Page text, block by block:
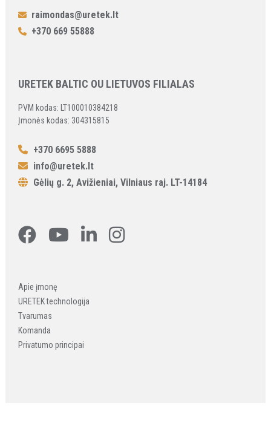
raimondas@uretek.lt
+370 669 55888
URETEK BALTIC OU LIETUVOS FILIALAS
PVM kodas: LT100010384218
Įmonės kodas: 304315815
+370 6695 5888
info@uretek.lt
Gėlių g. 2, Avižieniai, Vilniaus raj. LT-14184
Apie įmonę
URETEK technologija
Tvarumas
Komanda
Privatumo principai